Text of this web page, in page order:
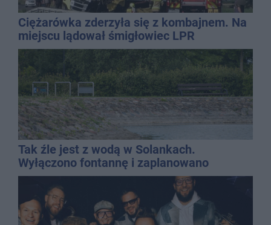
Ciężarówka zderzyła się z kombajnem. Na
miejscu lądował śmigłowiec LPR
Tak źle jest z wodą w Solankach.
Wyłączono fontannę i zaplanowano
dolewkę